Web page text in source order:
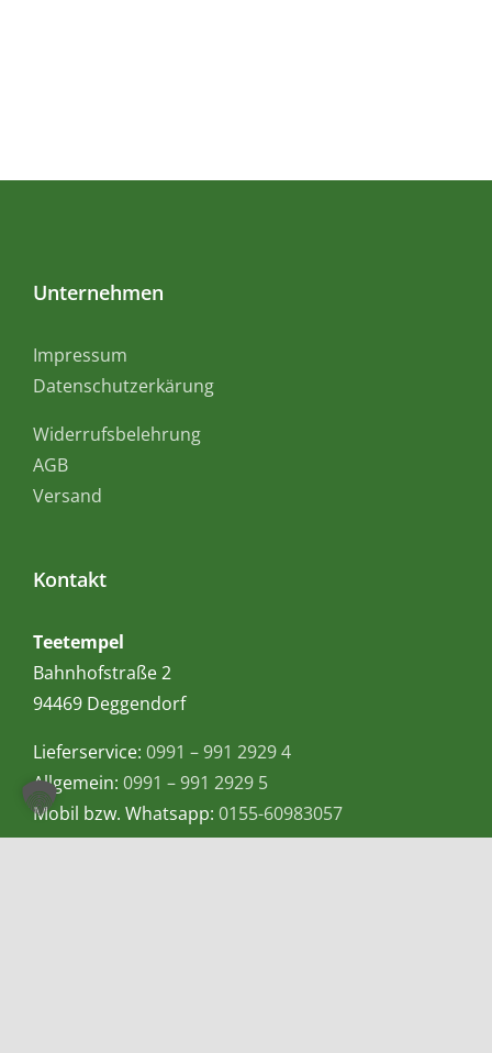
Unternehmen
Impressum
Datenschutzerkärung
Widerrufsbelehrung
AGB
Versand
Kontakt
Teetempel
Bahnhofstraße 2
94469 Deggendorf
Lieferservice: 0991 – 991 2929 4
Allgemein: 0991 – 991 2929 5
Mobil bzw. Whatsapp: 0155-60983057